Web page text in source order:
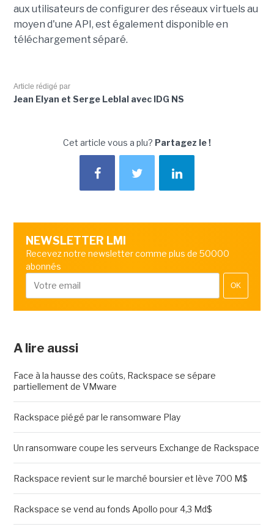
aux utilisateurs de configurer des réseaux virtuels au
moyen d'une API, est également disponible en
téléchargement séparé.
Article rédigé par
Jean Elyan et Serge Leblal avec IDG NS
Cet article vous a plu? Partagez le !
NEWSLETTER LMI
Recevez notre newsletter comme plus de 50000
abonnés
OK
A lire aussi
Face à la hausse des coûts, Rackspace se sépare
partiellement de VMware
Rackspace piégé par le ransomware Play
Un ransomware coupe les serveurs Exchange de Rackspace
Rackspace revient sur le marché boursier et lève 700 M$
Rackspace se vend au fonds Apollo pour 4,3 Md$